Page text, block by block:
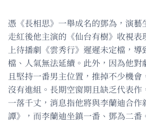
憑《長相思》一舉成名的鄧為，演藝
走紅後他主演的《仙台有樹》收視表
上待播劇《雲秀行》遲遲未定檔，
檔、人氣無法延續。此外，因為他對
且堅持一番男主位置，推掉不少機會
沒有進組。長期空窗期且缺乏代表作
一落千丈，消息指他將與李蘭迪合作
譚》，而李蘭迪坐鎮一番、鄧為二番